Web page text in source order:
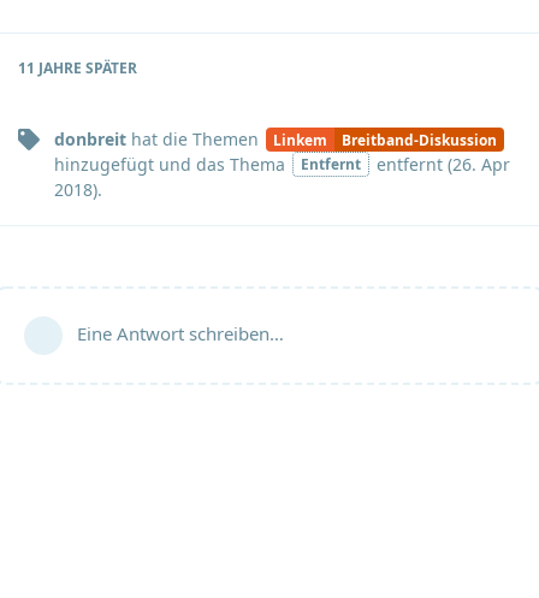
11 JAHRE SPÄTER
donbreit hat die Themen Linkem Breitband-Diskussion
hinzugefügt und das Thema Entfernt entfernt (26. Apr
2018).
Eine Antwort schreiben…